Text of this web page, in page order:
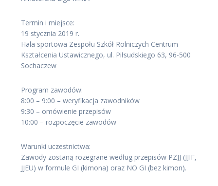
Termin i miejsce:
19 stycznia 2019 r.
Hala sportowa Zespołu Szkół Rolniczych Centrum
Kształcenia Ustawicznego, ul. Piłsudskiego 63, 96-500
Sochaczew
Program zawodów:
8:00 – 9:00 – weryfikacja zawodników
9:30 – omówienie przepisów
10:00 – rozpoczęcie zawodów
Warunki uczestnictwa:
Zawody zostaną rozegrane według przepisów PZJJ (JJIF,
JJEU) w formule GI (kimona) oraz NO GI (bez kimon).